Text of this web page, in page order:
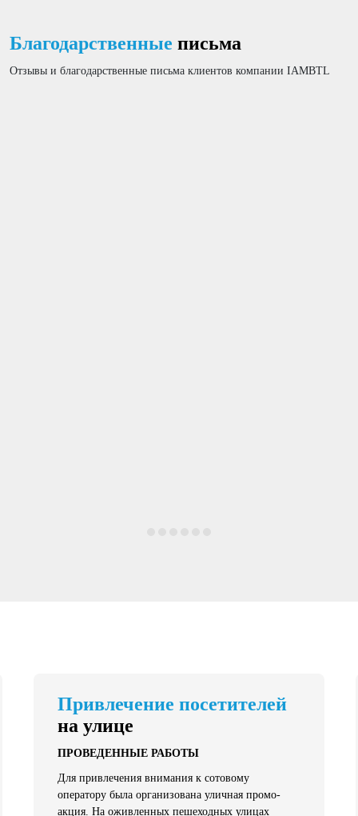
Благодарственные письма
Отзывы и благодарственные письма клиентов компании IAMBTL
Привлечение посетителей
на улице
ПРОВЕДЕННЫЕ РАБОТЫ
Для привлечения внимания к сотовому
оператору была организована уличная промо-
акция. На оживленных пешеходных улицах